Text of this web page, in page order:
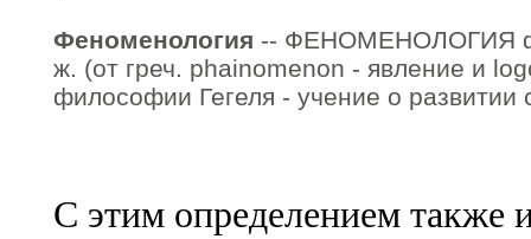
Феноменология -- ФЕНОМЕНОЛОГИЯ
ж. (от греч. phainomenon - явление и
философии Гегеля - учение о развитии
С этим определением также